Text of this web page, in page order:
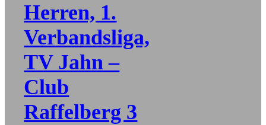
Herren, 1.
Verbandsliga,
TV Jahn –
Club
Raffelberg 3